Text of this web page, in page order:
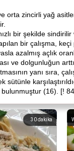
orta zincirli yağ
bir şekilde
bir çalışma,
azalmış açlık
ve dolgunluğun
yanı sıra,
sütünle
bulunmuştur (16). [!
30dakika